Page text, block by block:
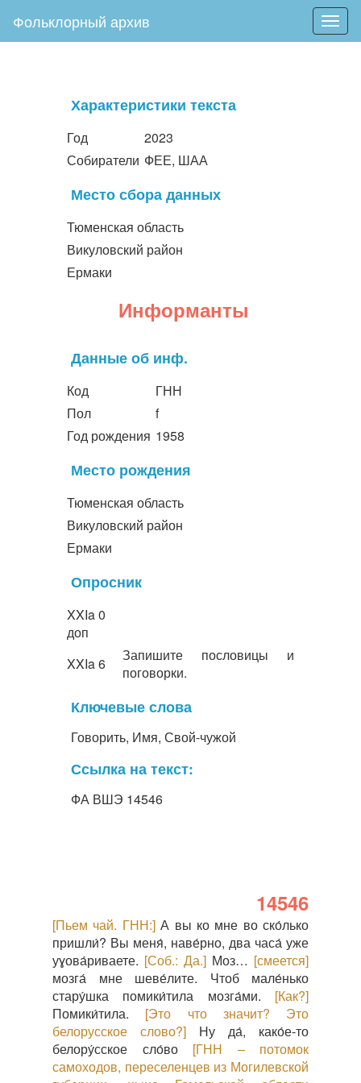
Фольклорный архив
Характеристики текста
Год
2023
Собиратели ФЕЕ, ШАА
Место сбора данных
Тюменская область
Викуловский район
Ермаки
Информанты
Данные об инф.
Код
ГНН
Пол
f
Год рождения 1958
Место рождения
Тюменская область
Викуловский район
Ермаки
Опросник
XXIa 0
доп
XXIa 6
Запишите пословицы и
поговорки.
Ключевые слова
Говорить, Имя, Свой-чужой
Ссылка на текст:
ФА ВШЭ 14546
14546
[Пьем чай. ГНН:]А вы ко мне во ско́лько
пришли́? Вы меня́, наве́рно, два часа́ уже
уɣова́риваете. [Соб.: Да.] Моз… [смеется]
мозга́ мне шеве́лите. Чтоб мале́нько
стару́шка помики́тила мозга́ми. [Как?]
Помики́тила. [Это что значит? Это
белорусское слово?] Ну да́, како́е-то
белору́сское сло́во [ГНН – потомок
самоходов, переселенцев из Могилевской